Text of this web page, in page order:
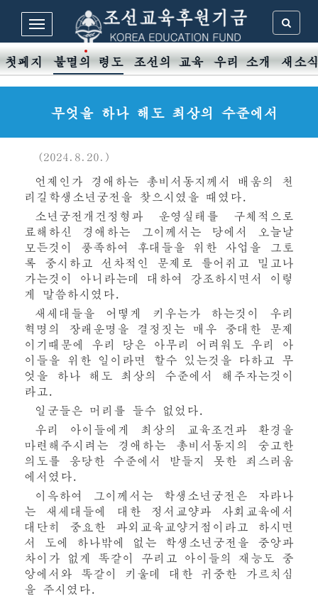
첫페지 불멸의 령도 조선의 교육 우리 소개 새소
무엇을 하나 해도 최상의 수준에서
(2024.8.20.)
언제인가 경애하는 총비서동지께서 배움의 천
리길학생소년궁전을 찾으시였을 때였다.
소년궁전개건정형과 운영실태를 구체적으로
료해하신 경애하는 그이께서는 당에서 오늘날
모든것이 풍족하여 후대들을 위한 사업을 그토
록 중시하고 선차적인 문제로 틀어쥐고 밀고나
가는것이 아니라는데 대하여 강조하시면서 이렇
게 말씀하시였다.
새세대들을 어떻게 키우는가 하는것이 우리
혁명의 장래운명을 결정짓는 매우 중대한 문제
이기때문에 우리 당은 아무리 어려워도 우리 아
이들을 위한 일이라면 할수 있는것을 다하고 무
엇을 하나 해도 최상의 수준에서 해주자는것이
라고.
일군들은 머리를 들수 없었다.
우리 아이들에게 최상의 교육조건과 환경을
마련해주시려는 경애하는 총비서동지의 숭고한
의도를 응당한 수준에서 받들지 못한 죄스러움
에서였다.
이윽하여
그이께서는 학생소년궁전은 자라나
는 새세대들에 대한 정서교양과 사회교육에서
대단히 중요한 과외교육교양거점이라고 하시면
서 도에 하나밖에 없는 학생소년궁전을 중앙과
차이가 없게 똑같이 꾸리고 아이들의 재능도 중
앙에서와 똑같이 키울데 대한 귀중한 가르치심
을 주시였다.